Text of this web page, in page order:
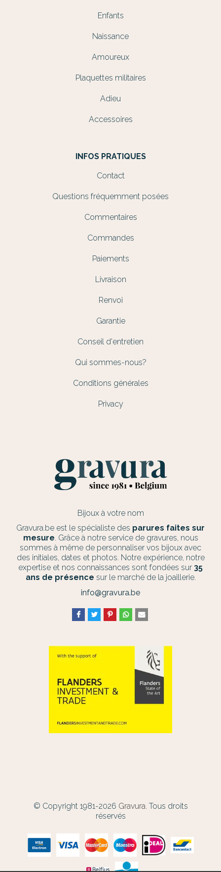
Enfants
Naissance
Amoureux
Plaquettes militaires
Adieu
Accessoires
INFOS PRATIQUES
Contact
Questions fréquemment posées
Commentaires
Commandes
Paiements
Livraison
Renvoi
Garantie
Conseil d'entretien
Qui sommes-nous?
Conditions générales
Privacy
Bijoux à votre nom
Gravura.be est le spécialiste des parures faites sur
mesure. Grâce à notre service de gravures, nous
sommes à même de personnaliser vos bijoux avec
des initiales, dates et photos. Notre expérience, notre
expertise et nos connaissances sont fondées sur 35
ans de présence sur le marché de la joaillerie.
info@gravura.be
© Copyright 1981-2026 Gravura. Tous droits
réservés